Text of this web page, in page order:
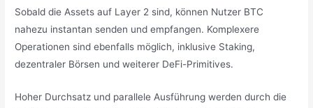
Sobald die Assets auf Layer 2 sind, können Nutzer BTC
nahezu instantan senden und empfangen. Komplexere
Operationen sind ebenfalls möglich, inklusive Staking,
dezentraler Börsen und weiterer DeFi-Primitives.
Hoher Durchsatz und parallele Ausführung werden durch die